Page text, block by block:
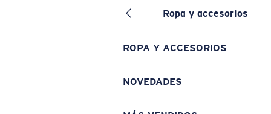
Ropa y accesorios
ROPA Y ACCESORIOS
NOVEDADES